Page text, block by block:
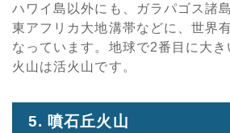
ハワイ島以外にも、ガラパゴス諸
東アフリカ大地溝帯などに、世界
なっています。地球で2番目に大
火山は活火山です。
5. 噴石丘火山